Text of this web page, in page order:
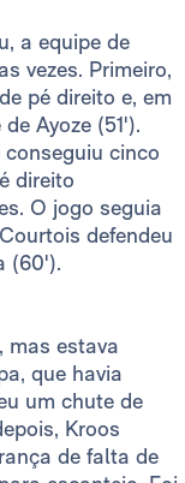
a equipe de
vezes. Primeiro,
pé direito e, em
Ayoze (51').
cinco
direito
O jogo seguia
defendeu
(60').
mas estava
que havia
um chute de
Kroos
de falta de